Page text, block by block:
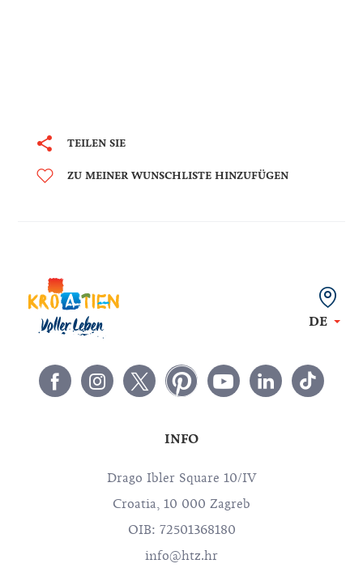
TEILEN SIE
ZU MEINER WUNSCHLISTE HINZUFÜGEN
DE
INFO
Drago Ibler Square 10/IV
Croatia, 10 000 Zagreb
OIB: 72501368180
info@htz.hr